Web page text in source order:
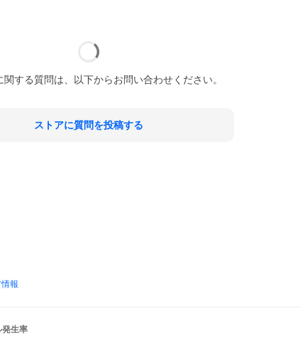
関する質問は、以下からお問い合わせください。
ストアに質問を投稿する
報
発生率